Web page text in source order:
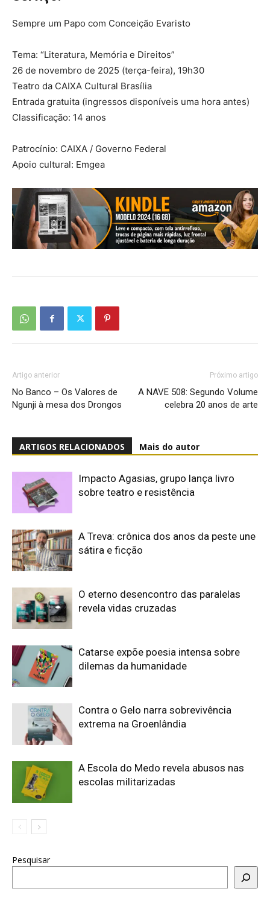
Sempre um Papo com Conceição Evaristo
Tema: “Literatura, Memória e Direitos”
26 de novembro de 2025 (terça-feira), 19h30
Teatro da CAIXA Cultural Brasília
Entrada gratuita (ingressos disponíveis uma hora antes)
Classificação: 14 anos
Patrocínio: CAIXA / Governo Federal
Apoio cultural: Emgea
Artigo anterior
No Banco – Os Valores de
Ngunji à mesa dos Drongos
Próximo artigo
A NAVE 508: Segundo Volume
celebra 20 anos de arte
ARTIGOS RELACIONADOS Mais do autor
Impacto Agasias, grupo lança livro
sobre teatro e resistência
A Treva: crônica dos anos da peste une
sátira e ficção
O eterno desencontro das paralelas
revela vidas cruzadas
Catarse expõe poesia intensa sobre
dilemas da humanidade
Contra o Gelo narra sobrevivência
extrema na Groenlândia
A Escola do Medo revela abusos nas
escolas militarizadas
Pesquisar